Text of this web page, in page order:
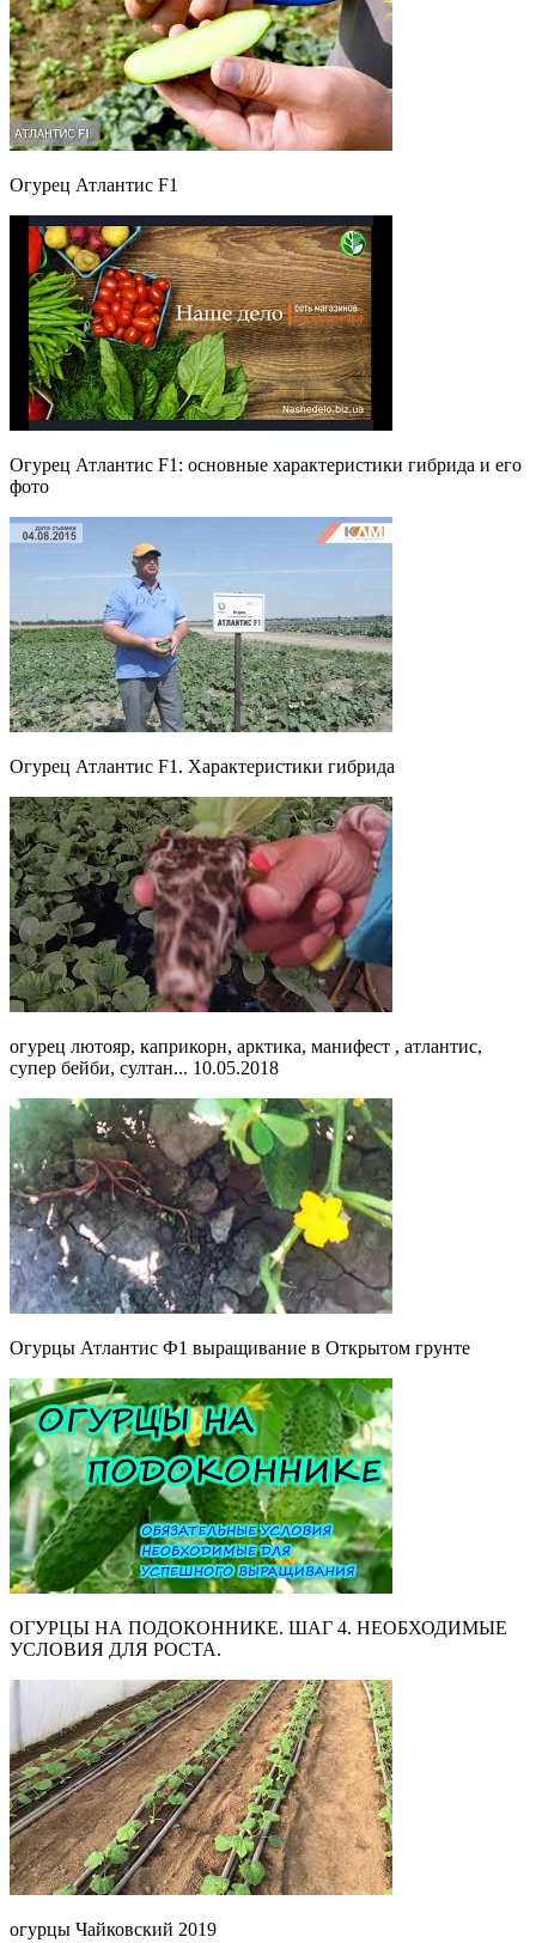
Огурец Атлантис F1
Огурец Атлантис F1: основные характеристики гибрида и его
фото
Огурец Атлантис F1. Характеристики гибрида
огурец лютояр, каприкорн, арктика, манифест , атлантис,
супер бейби, султан... 10.05.2018
Огурцы Атлантис Ф1 выращивание в Открытом грунте
ОГУРЦЫ НА ПОДОКОННИКЕ. ШАГ 4. НЕОБХОДИМЫЕ
УСЛОВИЯ ДЛЯ РОСТА.
огурцы Чайковский 2019